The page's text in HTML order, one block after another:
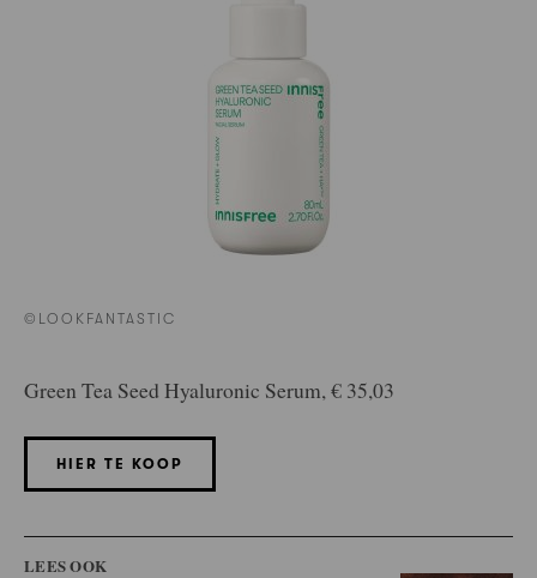
©LOOKFANTASTIC
Green Tea Seed Hyaluronic Serum, € 35,03
HIER TE KOOP
LEES OOK